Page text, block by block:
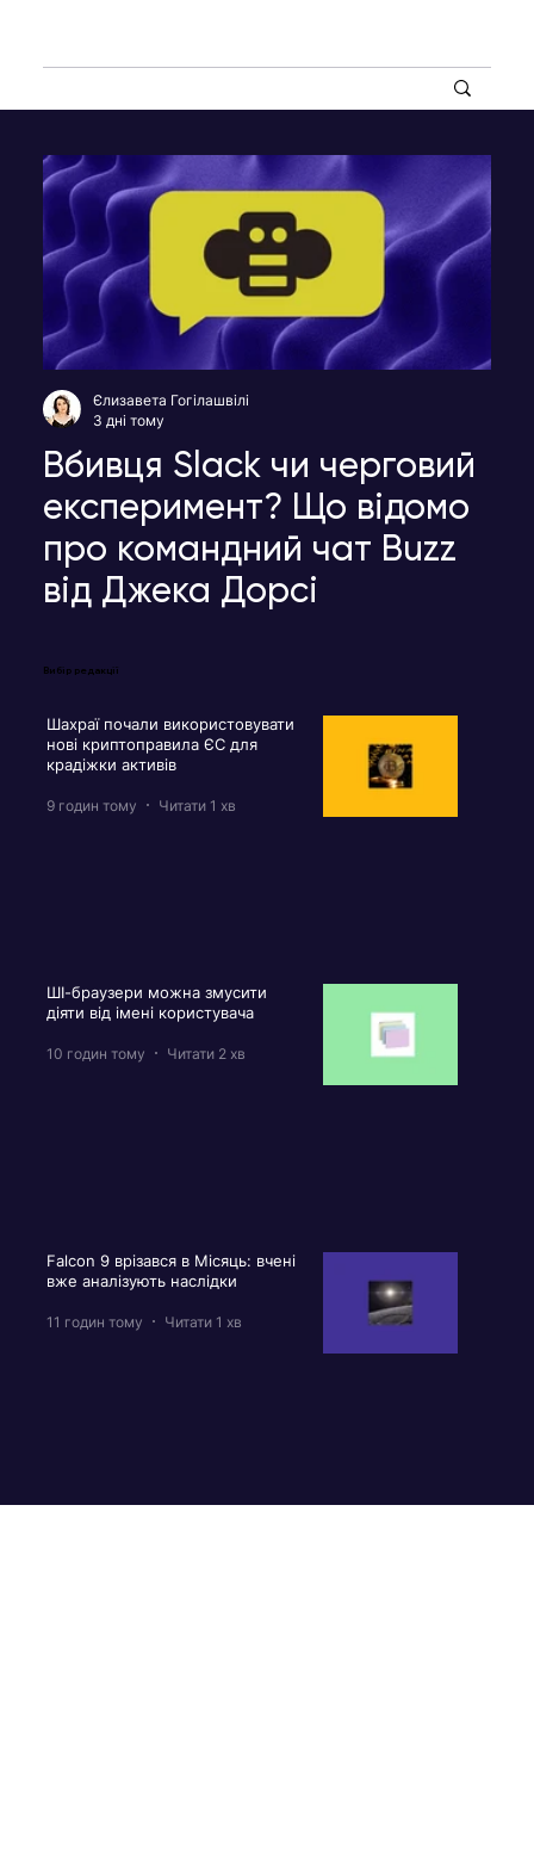
Вбивця Slack чи черговий
експеримент? Що відомо
про командний чат Buzz
від Джека Дорсі
Єлизавета Гогілашвілі
3 дні тому
Вибір редакції
Шахраї почали використовувати
нові криптоправила ЄС для
крадіжки активів
9 годин тому Читати 1 хв
ШІ-браузери можна змусити
діяти від імені користувача
10 годин тому Читати 2 хв
Falcon 9 врізався в Місяць: вчені
вже аналізують наслідки
11 годин тому Читати 1 хв